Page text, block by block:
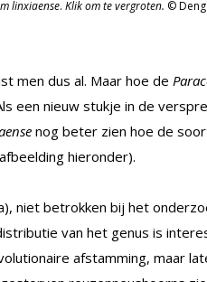
linxiaense. Klik om te vergroten. © Deng
men dus al. Maar hoe de
een nieuw stukje in de
nog beter zien hoe de
hieronder).
niet betrokken bij het
van het genus is
afstamming, maar